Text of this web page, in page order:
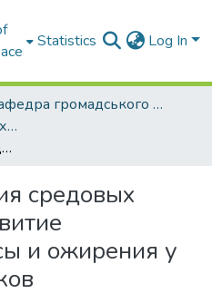
Statistics Log In
Кафедра громадського здоров'я та управління охороною здоров'я
Наукові роботи молодих дослідників та кваліфікаційні роботи. Кафедра громадського здоров'я та управління охороною здоров'я
Изучение влияния средовых факторов на развитие избыточной массы и ожирения у детей и подростков
средовых
и ожирения у